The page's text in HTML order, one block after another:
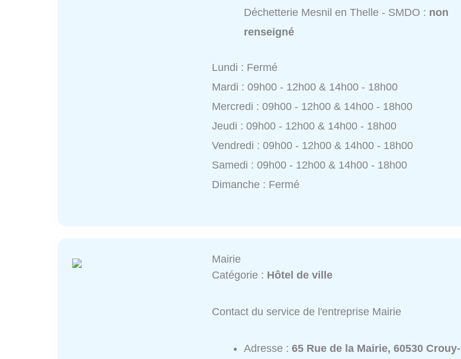
Déchetterie Mesnil en Thelle - SMDO : non
renseigné
Lundi : Fermé
Mardi : 09h00 - 12h00 & 14h00 - 18h00
Mercredi : 09h00 - 12h00 & 14h00 - 18h00
Jeudi : 09h00 - 12h00 & 14h00 - 18h00
Vendredi : 09h00 - 12h00 & 14h00 - 18h00
Samedi : 09h00 - 12h00 & 14h00 - 18h00
Dimanche : Fermé
Mairie
Catégorie : Hôtel de ville
Contact du service de l'entreprise Mairie
Adresse :65 Rue de la Mairie, 60530 Crouy-